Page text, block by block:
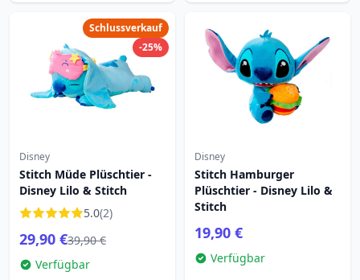
Schlussverkauf
-25%
Disney
Stitch Müde Plüschtier -
Disney Lilo & Stitch
5.0(2)
29,90 €39,90 €
Verfügbar
Disney
Stitch Hamburger
Plüschtier - Disney Lilo &
Stitch
19,90 €
Verfügbar